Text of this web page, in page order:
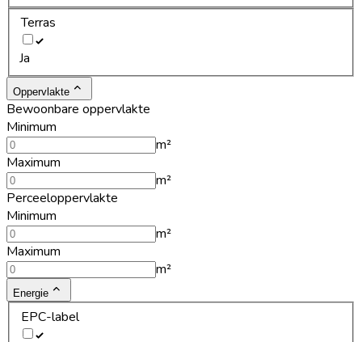
Terras
Ja
Oppervlakte
Bewoonbare oppervlakte
Minimum
m²
Maximum
m²
Perceeloppervlakte
Minimum
m²
Maximum
m²
Energie
EPC-label